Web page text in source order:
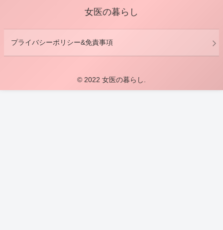
女医の暮らし
プライバシーポリシー&免責事項
© 2022 女医の暮らし.